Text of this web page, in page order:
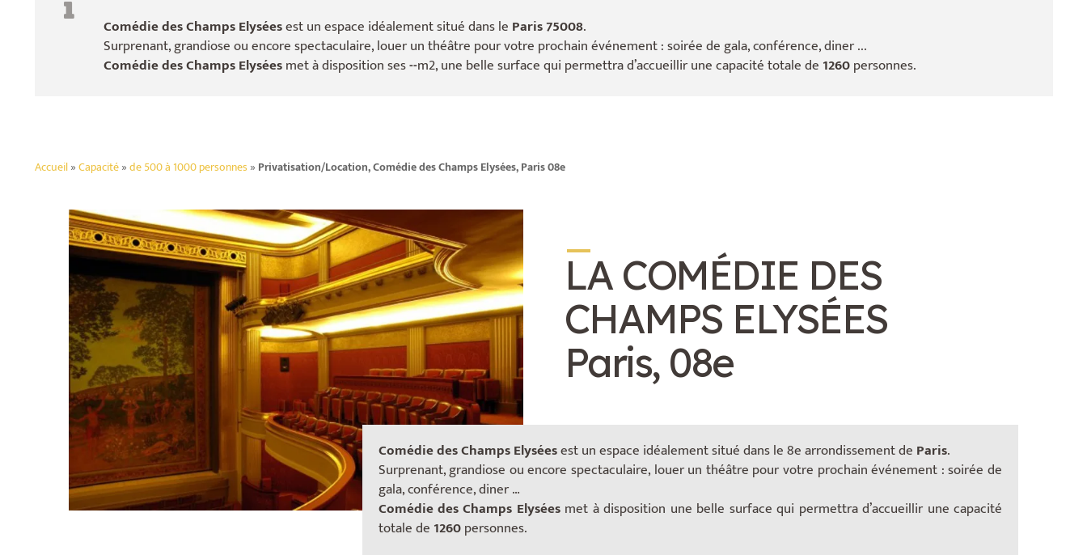
Comédie des Champs Elyséesest un espace idéalement situé dans le Paris 75008.
Surprenant, grandiose ou encore spectaculaire, louer un théâtre pour votre prochain événement : soirée de gala, conférence, diner ...
Comédie des Champs Elyséesmet à disposition ses--m2, une belle surface qui permettra d’accueillir une capacité totale de 1260personnes.
Accueil»Capacité»de 500 à 1000 personnes » Privatisation/Location, Comédie des Champs Elysées, Paris 08e
LA COMÉDIE DES
CHAMPS ELYSÉES
Paris, 08e
Comédie des Champs Elyséesest un espace idéalement situé dans le 8e arrondissement de Paris.
Surprenant, grandiose ou encore spectaculaire, louer un théâtre pour votre prochain événement : soirée de
gala, conférence, diner …
Comédie des Champs Elyséesmet à disposition une belle surface qui permettra d’accueillir une capacité
totale de 1260personnes.